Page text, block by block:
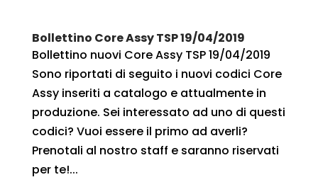
Bollettino Core Assy TSP 19/04/2019
Bollettino nuovi Core Assy TSP 19/04/2019
Sono riportati di seguito i nuovi codici Core
Assy inseriti a catalogo e attualmente in
produzione. Sei interessato ad uno di questi
codici? Vuoi essere il primo ad averli?
Prenotali al nostro staff e saranno riservati
per te!...